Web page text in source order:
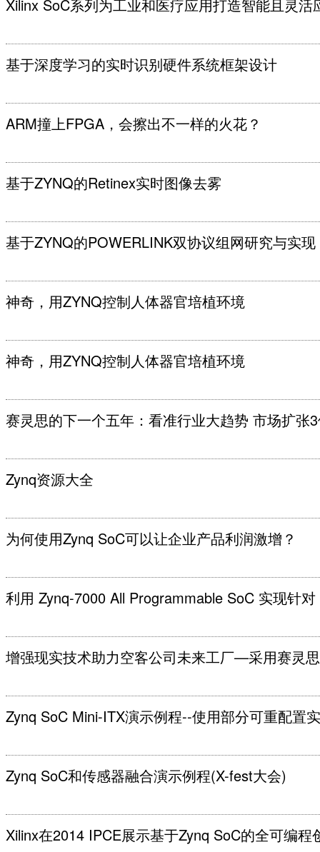
Xilinx SoC系列为工业和医疗应用打造智能且灵活
基于深度学习的实时识别硬件系统框架设计
ARM撞上FPGA，会擦出不一样的火花？
基于ZYNQ的Retinex实时图像去雾
基于ZYNQ的POWERLINK双协议组网研究与实现
神奇，用ZYNQ控制人体器官培植环境
神奇，用ZYNQ控制人体器官培植环境
赛灵思的下一个五年：看准行业大趋势 市场扩张
Zynq资源大全
为何使用Zynq SoC可以让企业产品利润激增？
利用 Zynq-7000 All Programmable SoC 实现针
增强现实技术助力空客公司未来工厂—采用赛灵
Zynq SoC Mini-ITX演示例程--使用部分可重配置
Zynq SoC和传感器融合演示例程(X-fest大会)
Xilinx在2014 IPCE展示基于Zynq SoC的全可编程